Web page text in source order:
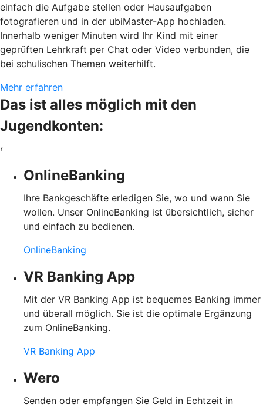
einfach die Aufgabe stellen oder Hausaufgaben
fotografieren und in der ubiMaster-App hochladen.
Innerhalb weniger Minuten wird Ihr Kind mit einer
geprüften Lehrkraft per Chat oder Video verbunden, die
bei schulischen Themen weiterhilft.
Mehr erfahren
Das ist alles möglich mit den
Jugendkonten:
‹
OnlineBanking
Ihre Bankgeschäfte erledigen Sie, wo und wann Sie
wollen. Unser OnlineBanking ist übersichtlich, sicher
und einfach zu bedienen.
OnlineBanking
VR Banking App
Mit der VR Banking App ist bequemes Banking immer
und überall möglich. Sie ist die optimale Ergänzung
zum OnlineBanking.
VR Banking App
Wero
Senden oder empfangen Sie Geld in Echtzeit in